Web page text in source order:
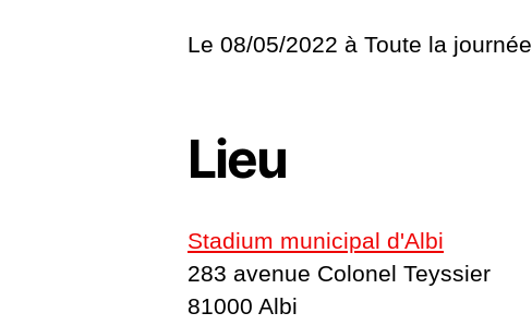
Le 08/05/2022 à Toute la journée
Lieu
Stadium municipal d'Albi
283 avenue Colonel Teyssier
81000 Albi